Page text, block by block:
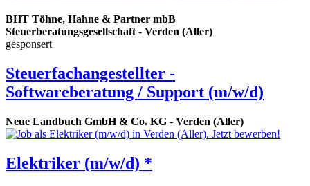
BHT Töhne, Hahne & Partner mbB
Steuerberatungsgesellschaft- Verden (Aller)
gesponsert
Steuerfachangestellter -
Softwareberatung / Support (m/w/d)
Neue Landbuch GmbH & Co. KG - Verden (Aller)
Elektriker (m/w/d) *